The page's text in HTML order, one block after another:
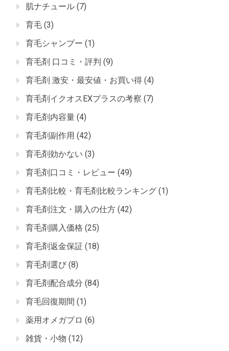
肌ナチュール (7)
育毛 (3)
育毛シャンプー (1)
育毛剤 口コミ・評判 (9)
育毛剤 激安・最安値・お買い得 (4)
育毛剤イクオスEXプラスの考察 (7)
育毛剤内容量 (4)
育毛剤副作用 (42)
育毛剤効かない (3)
育毛剤口コミ・レビュー (49)
育毛剤比較・育毛剤比較ランキング (1)
育毛剤注文・購入の仕方 (42)
育毛剤購入価格 (25)
育毛剤返金保証 (18)
育毛剤選び (8)
育毛剤配合成分 (84)
育毛回復期間 (1)
薬用オメガプロ (6)
雑貨・小物 (12)